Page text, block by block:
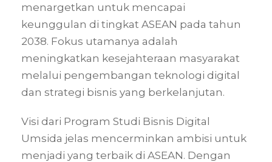
menargetkan untuk mencapai
keunggulan di tingkat ASEAN pada tahun
2038. Fokus utamanya adalah
meningkatkan kesejahteraan masyarakat
melalui pengembangan teknologi digital
dan strategi bisnis yang berkelanjutan.
Visi dari Program Studi Bisnis Digital
Umsida jelas mencerminkan ambisi untuk
menjadi yang terbaik di ASEAN. Dengan